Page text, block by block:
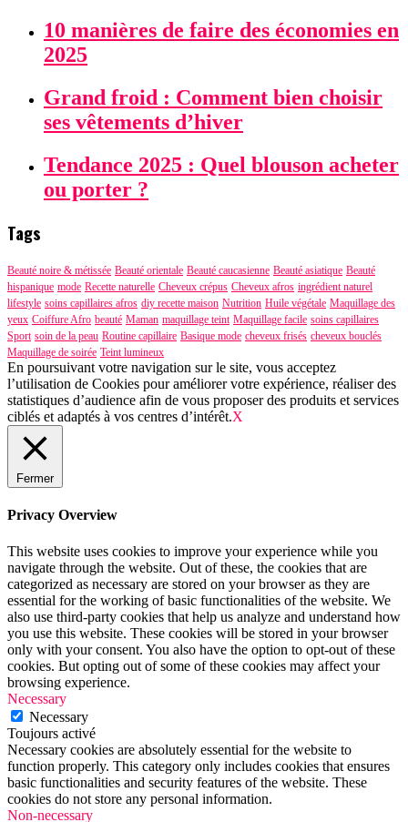
10 manières de faire des économies en
2025
Grand froid : Comment bien choisir
ses vêtements d’hiver
Tendance 2025 : Quel blouson acheter
ou porter ?
Tags
Beauté noire & métissée Beauté orientale Beauté caucasienne Beauté asiatique Beauté
hispanique mode Recette naturelle Cheveux crépus Cheveux afros ingrédient naturel
lifestyle soins capillaires afros diy recette maison Nutrition Huile végétale Maquillage des
yeux Coiffure Afro beauté Maman maquillage teint Maquillage facile soins capillaires
Sport soin de la peau Routine capillaire Basique mode cheveux frisés cheveux bouclés
Maquillage de soirée Teint lumineux
En poursuivant votre navigation sur le site, vous acceptez
l’utilisation de Cookies pour améliorer votre expérience, réaliser des
statistiques d’audience afin de vous proposer des produits et services
ciblés et adaptés à vos centres d’intérêt.X
Fermer
Privacy Overview
This website uses cookies to improve your experience while you
navigate through the website. Out of these, the cookies that are
categorized as necessary are stored on your browser as they are
essential for the working of basic functionalities of the website. We
also use third-party cookies that help us analyze and understand how
you use this website. These cookies will be stored in your browser
only with your consent. You also have the option to opt-out of these
cookies. But opting out of some of these cookies may affect your
browsing experience.
Necessary
Necessary
Toujours activé
Necessary cookies are absolutely essential for the website to
function properly. This category only includes cookies that ensures
basic functionalities and security features of the website. These
cookies do not store any personal information.
Non-necessary